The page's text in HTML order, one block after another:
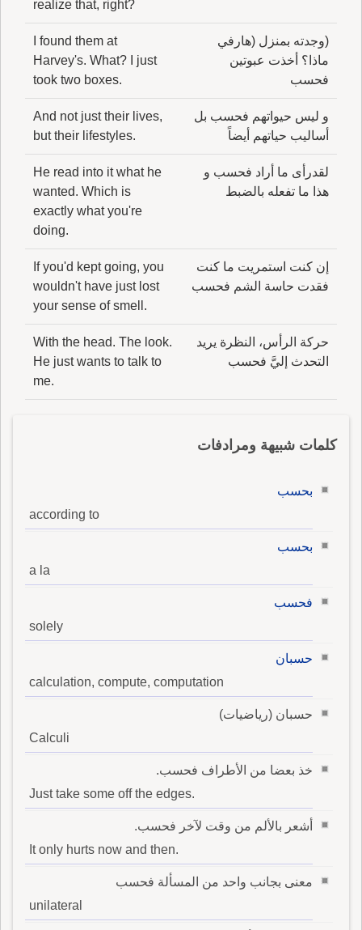
realize that, right?
(وجدته بمنزل (هارفي
ماذا؟ أخذت عبوتين
فحسب
I found them at
Harvey's. What? I just
took two boxes.
و ليس حيواتهم فحسب بل
أساليب حياتهم أيضاً
And not just their lives,
but their lifestyles.
لقدرأى ما أراد فحسب و
هذا ما تفعله بالضبط
He read into it what he
wanted. Which is
exactly what you're
doing.
إن كنت استمريت ما كنت
فقدت حاسة الشم فحسب
If you'd kept going, you
wouldn't have just lost
your sense of smell.
حركة الرأس، النظرة يريد
التحدث إليَّ فحسب
With the head. The look.
He just wants to talk to
me.
كلمات شبيهة ومرادفات
بحسب
according to
بحسب
a la
فحسب
solely
حسبان
calculation, compute, computation
حسبان (رياضيات)
Calculi
خذ بعضا من الأطراف فحسب.
Just take some off the edges.
أشعر بالألم من وقت لآخر فحسب.
It only hurts now and then.
معنى بجانب واحد من المسألة فحسب
unilateral